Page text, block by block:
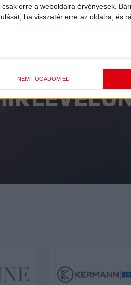
erre a weboldalra érvényesek.
ha visszatér erre az oldalra, és
NEM FOGADOM EL